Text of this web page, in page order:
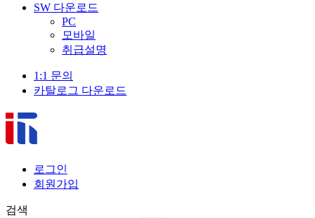
SW 다운로드
PC
모바일
취급설명
1:1 문의
카탈로그 다운로드
로그인
회원가입
검색